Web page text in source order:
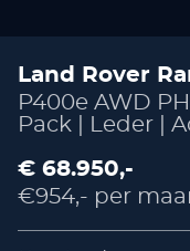
Land Rover
P400e AWD
Pack | Leder |
€ 68.950,-
€954,- per